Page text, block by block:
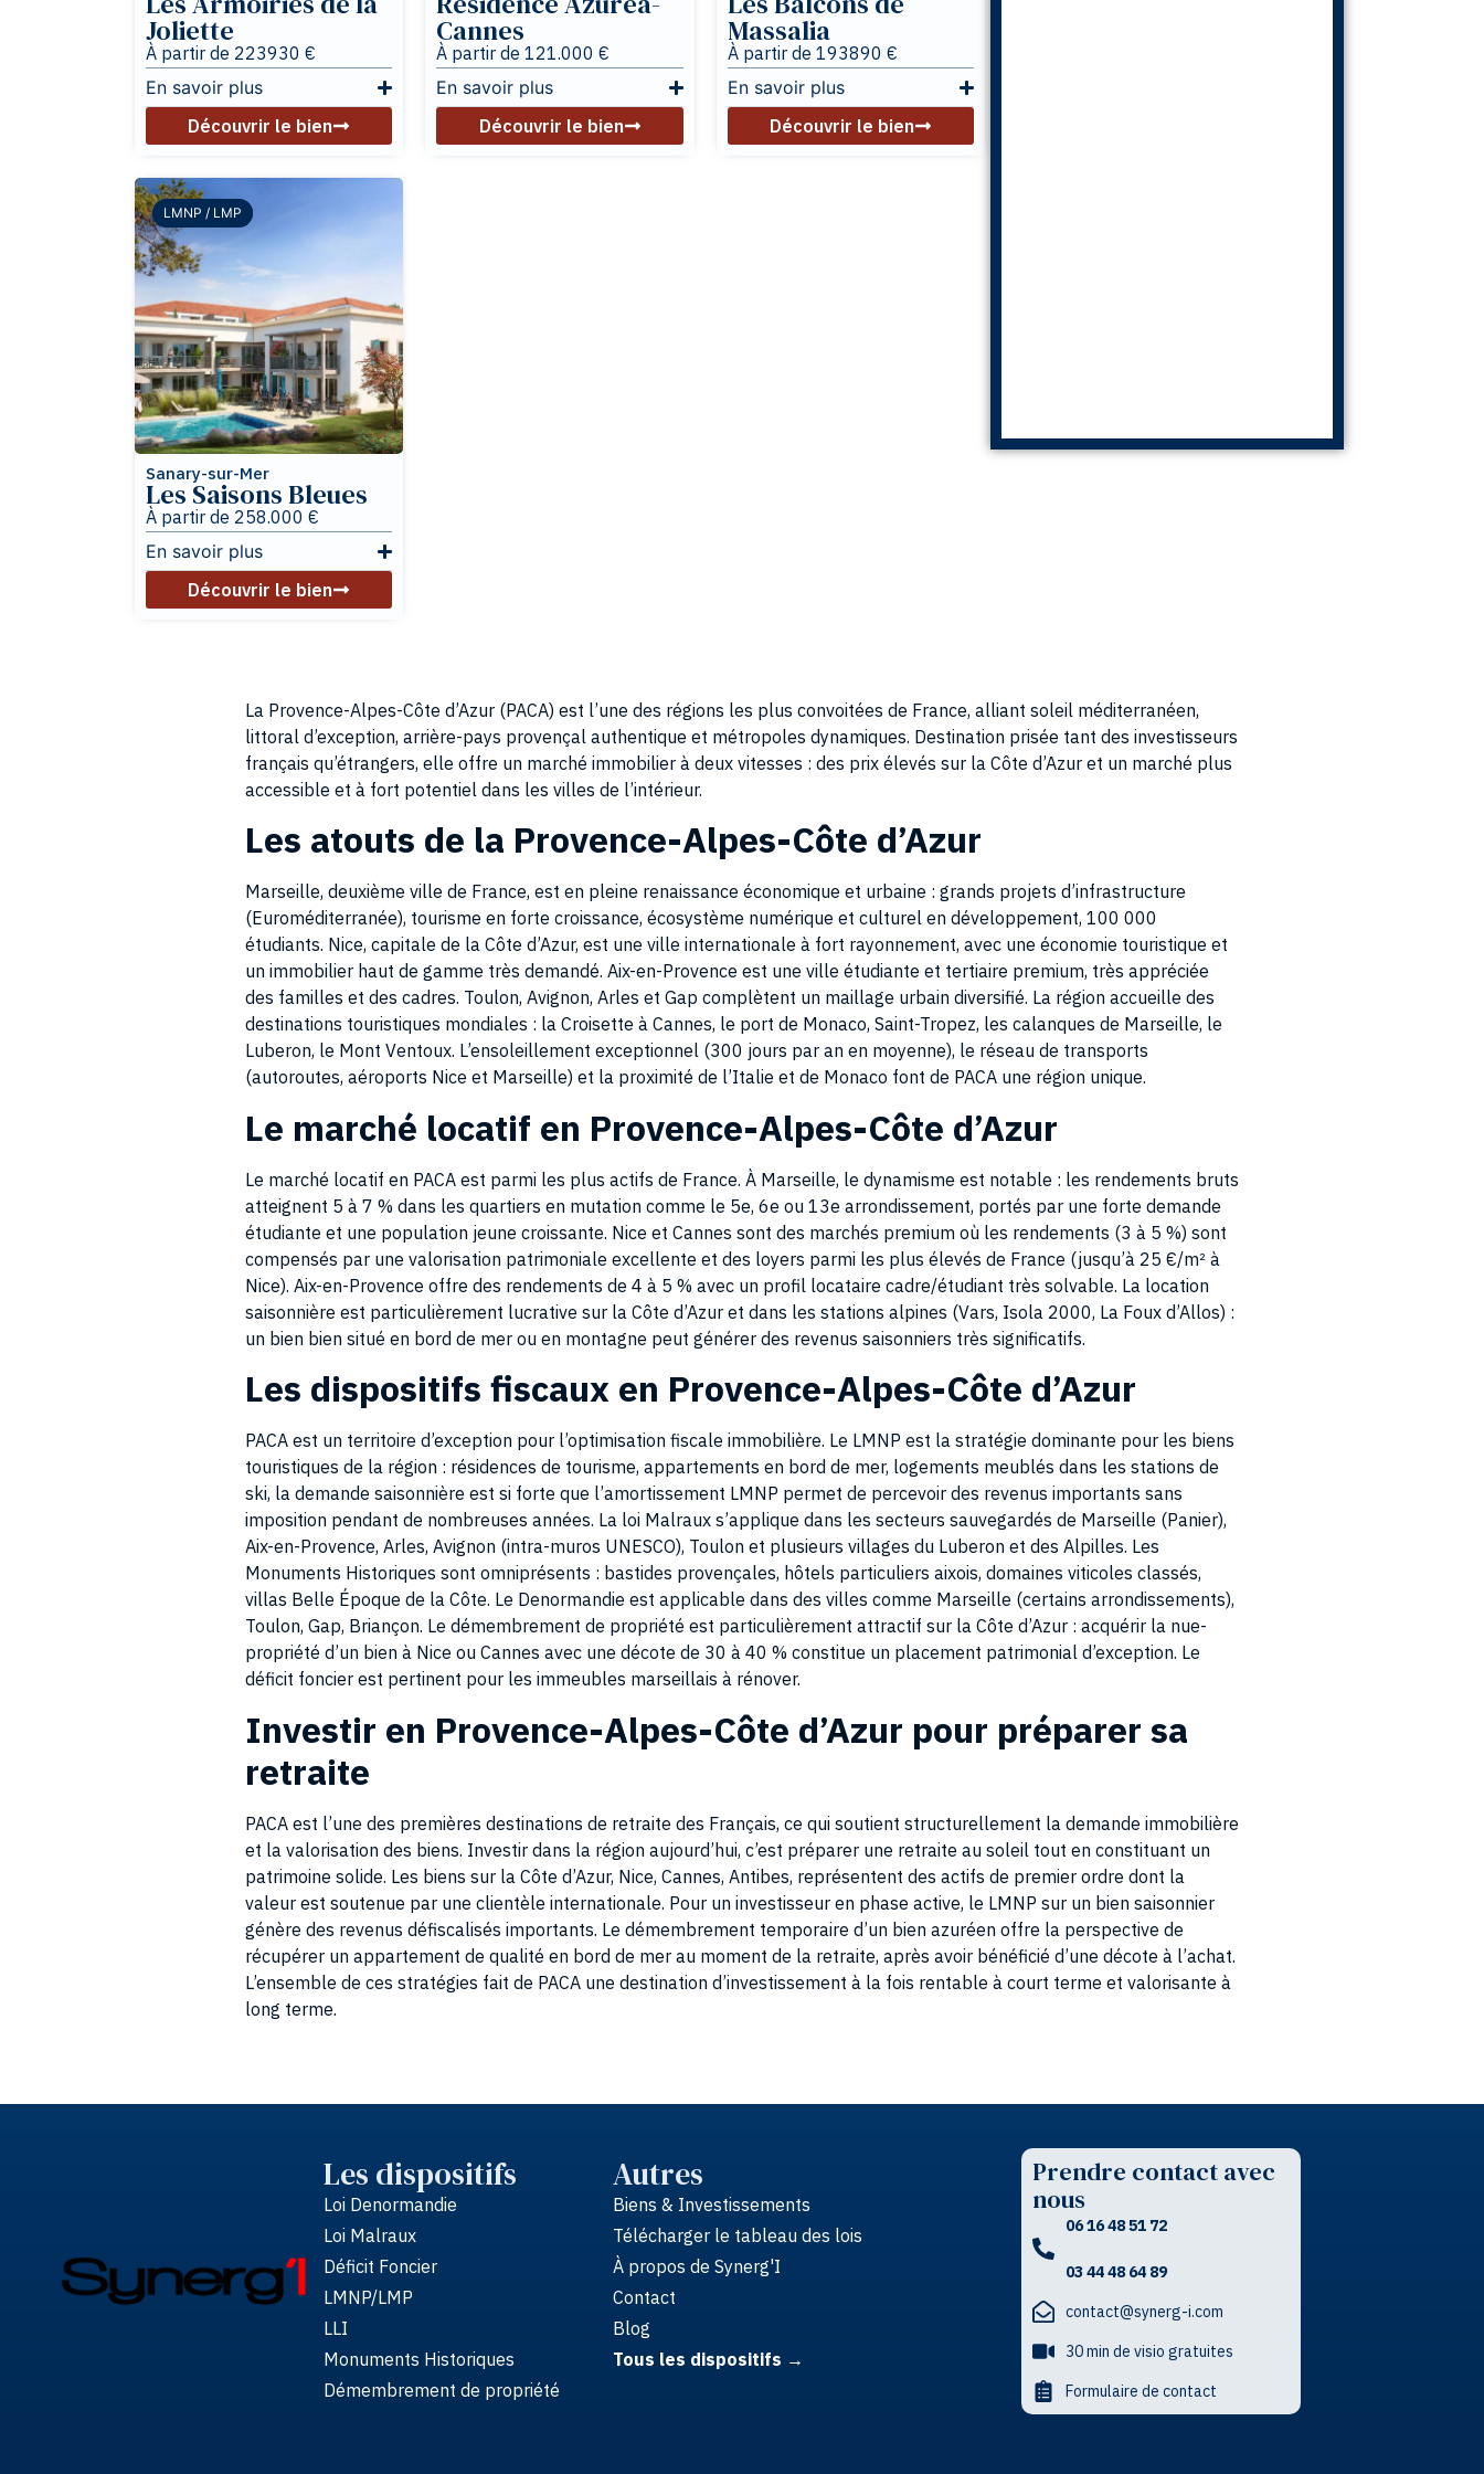
Joliette
À partir de 223930 €
En savoir plus
Découvrir le bien
Cannes
À partir de 121.000 €
En savoir plus
Découvrir le bien
Massalia
À partir de 193890 €
En savoir plus
Découvrir le bien
LMNP / LMP
Sanary-sur-Mer
Les Saisons Bleues
À partir de 258.000 €
En savoir plus
Découvrir le bien
LMNP / LMP
littoral d’exception, arrière-pays provençal authentique et métropoles dynamiques. Destination prisée tant des investisseurs
français qu’étrangers, elle offre un marché immobilier à deux vitesses : des prix élevés sur la Côte d’Azur et un marché plus
accessible et à fort potentiel dans les villes de l’intérieur.
Les atouts de la Provence-Alpes-Côte d’Azur
(Euroméditerranée), tourisme en forte croissance, écosystème numérique et culturel en développement, 100 000
étudiants. Nice, capitale de la Côte d’Azur, est une ville internationale à fort rayonnement, avec une économie touristique et
un immobilier haut de gamme très demandé. Aix-en-Provence est une ville étudiante et tertiaire premium, très appréciée
des familles et des cadres. Toulon, Avignon, Arles et Gap complètent un maillage urbain diversifié. La région accueille des
destinations touristiques mondiales : la Croisette à Cannes, le port de Monaco, Saint-Tropez, les calanques de Marseille, le
Luberon, le Mont Ventoux. L’ensoleillement exceptionnel (300 jours par an en moyenne), le réseau de transports
(autoroutes, aéroports Nice et Marseille) et la proximité de l’Italie et de Monaco font de PACA une région unique.
Le marché locatif en Provence-Alpes-Côte d’Azur
atteignent 5 à 7 % dans les quartiers en mutation comme le 5e, 6e ou 13e arrondissement, portés par une forte demande
étudiante et une population jeune croissante. Nice et Cannes sont des marchés premium où les rendements (3 à 5 %) sont
compensés par une valorisation patrimoniale excellente et des loyers parmi les plus élevés de France (jusqu’à 25 €/m² à
Nice). Aix-en-Provence offre des rendements de 4 à 5 % avec un profil locataire cadre/étudiant très solvable. La location
saisonnière est particulièrement lucrative sur la Côte d’Azur et dans les stations alpines (Vars, Isola 2000, La Foux d’Allos) :
un bien bien situé en bord de mer ou en montagne peut générer des revenus saisonniers très significatifs.
Les dispositifs fiscaux en Provence-Alpes-Côte d’Azur
touristiques de la région : résidences de tourisme, appartements en bord de mer, logements meublés dans les stations de
ski, la demande saisonnière est si forte que l’amortissement LMNP permet de percevoir des revenus importants sans
imposition pendant de nombreuses années. La loi Malraux s’applique dans les secteurs sauvegardés de Marseille (Panier),
Aix-en-Provence, Arles, Avignon (intra-muros UNESCO), Toulon et plusieurs villages du Luberon et des Alpilles. Les
Monuments Historiques sont omniprésents : bastides provençales, hôtels particuliers aixois, domaines viticoles classés,
villas Belle Époque de la Côte. Le Denormandie est applicable dans des villes comme Marseille (certains arrondissements),
Toulon, Gap, Briançon. Le démembrement de propriété est particulièrement attractif sur la Côte d’Azur : acquérir la nue-
propriété d’un bien à Nice ou Cannes avec une décote de 30 à 40 % constitue un placement patrimonial d’exception. Le
déficit foncier est pertinent pour les immeubles marseillais à rénover.
Investir en Provence-Alpes-Côte d’Azur pour préparer sa
retraite
et la valorisation des biens. Investir dans la région aujourd’hui, c’est préparer une retraite au soleil tout en constituant un
patrimoine solide. Les biens sur la Côte d’Azur, Nice, Cannes, Antibes, représentent des actifs de premier ordre dont la
valeur est soutenue par une clientèle internationale. Pour un investisseur en phase active, le LMNP sur un bien saisonnier
génère des revenus défiscalisés importants. Le démembrement temporaire d’un bien azuréen offre la perspective de
récupérer un appartement de qualité en bord de mer au moment de la retraite, après avoir bénéficié d’une décote à l’achat.
L’ensemble de ces stratégies fait de PACA une destination d’investissement à la fois rentable à court terme et valorisante à
long terme.
Les dispositifs
Loi Denormandie
Loi Malraux
Déficit Foncier
LMNP/LMP
LLI
Monuments Historiques
Démembrement de propriété
Autres
Biens & Investissements
Télécharger le tableau des lois
À propos de Synerg'I
Contact
Blog
Tous les dispositifs →
Prendre contact avec
nous
06 16 48 51 72